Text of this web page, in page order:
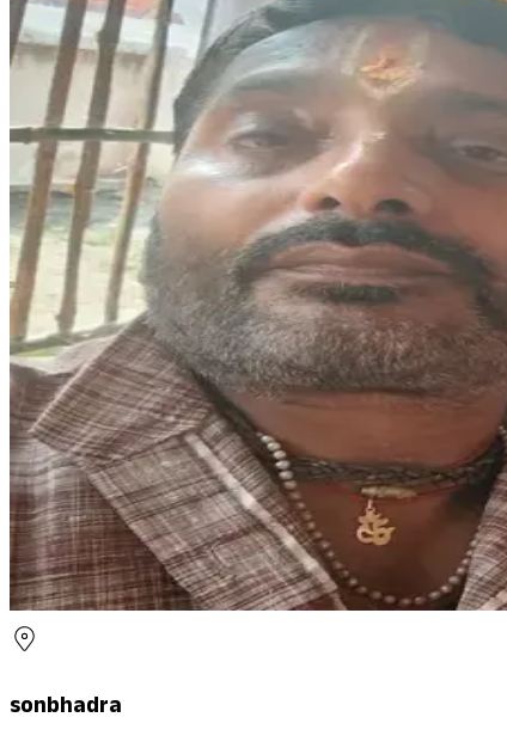
sonbhadra